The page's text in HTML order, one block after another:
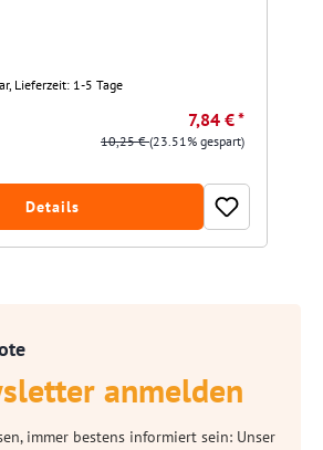
Lieferzeit: 1-5 Tage
7,84 € *
10,25 €(23.51% gespart)
Details
anmelden
immer bestens informiert sein: Unser